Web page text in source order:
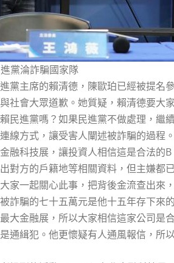
黨淪詐騙國家隊
黨主席的賴清德，陳歐珀已經被提名
社會大眾道歉。她質疑，賴清德要大
民進黨嗎？如果民進黨不做處理，繼
線方式，讓受害人闡述被詐騙的過
融科技展，讓投資人相信這是合法
對方的戶籍地等相關資料，但主嫌都
家一起關心此事，把背後金流查出來
詐騙的七十五萬元是他十五年存下
大金融展，所以大家相信這家公司是
通緝犯。他更懷疑有人通風報信，所